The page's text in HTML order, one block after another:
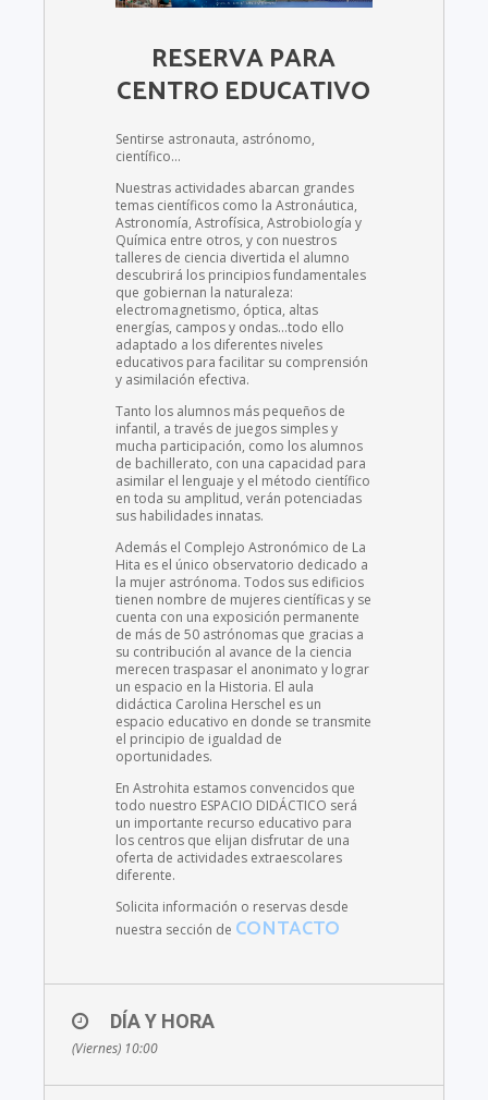
RESERVA PARA
CENTRO EDUCATIVO
Sentirse astronauta, astrónomo,
científico…
Nuestras actividades abarcan grandes
temas científicos como la Astronáutica,
Astronomía, Astrofísica, Astrobiología y
Química entre otros, y con nuestros
talleres de ciencia divertida el alumno
descubrirá los principios fundamentales
que gobiernan la naturaleza:
electromagnetismo, óptica, altas
energías, campos y ondas…todo ello
adaptado a los diferentes niveles
educativos para facilitar su comprensión
y asimilación efectiva.
Tanto los alumnos más pequeños de
infantil, a través de juegos simples y
mucha participación, como los alumnos
de bachillerato, con una capacidad para
asimilar el lenguaje y el método científico
en toda su amplitud, verán potenciadas
sus habilidades innatas.
Además el Complejo Astronómico de La
Hita es el único observatorio dedicado a
la mujer astrónoma. Todos sus edificios
tienen nombre de mujeres científicas y se
cuenta con una exposición permanente
de más de 50 astrónomas que gracias a
su contribución al avance de la ciencia
merecen traspasar el anonimato y lograr
un espacio en la Historia. El aula
didáctica Carolina Herschel es un
espacio educativo en donde se transmite
el principio de igualdad de
oportunidades.
En Astrohita estamos convencidos que
todo nuestro ESPACIO DIDÁCTICO será
un importante recurso educativo para
los centros que elijan disfrutar de una
oferta de actividades extraescolares
diferente.
Solicita información o reservas desde
nuestra sección de CONTACTO
DÍA Y HORA
(Viernes) 10:00